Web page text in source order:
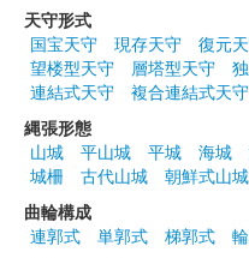
3000枚限定。
小田原城 御城印
販売終了
小田原城址公園内で毎年ゴ
藤の花をモチーフにした御城
天守形式
国宝天守
現存天守 復元
望楼型天守
層塔型天守
連結式天守
複合連結式天守
縄張形態
山城
平山城 平城 海城
城柵
古代山城
朝鮮式山城
曲輪構成
連郭式
単郭式 梯郭式